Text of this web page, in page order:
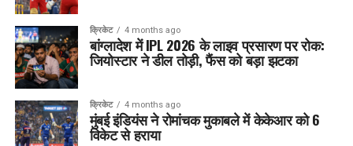
क्रिकेट 4 months ago
बांग्लादेश में IPL 2026 के लाइव प्रसारण पर रोक:
जियोस्टार ने डील तोड़ी, फैंस को बड़ा झटका
क्रिकेट 4 months ago
मुंबई इंडियंस ने रोमांचक मुकाबले में केकेआर को 6
विकेट से हराया